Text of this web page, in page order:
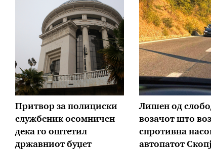
Притвор за полициски
службеник осомничен
дека го оштетил
државниот буџет
Лишен од
возачот што
спротивна
автопатот